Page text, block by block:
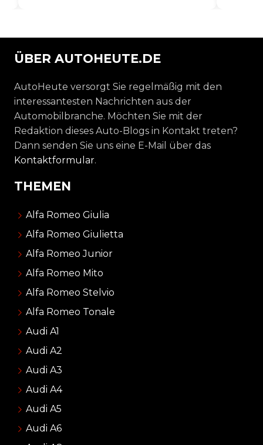
ÜBER AUTOHEUTE.DE
AutoHeute versorgt Sie regelmäßig mit den
interessantesten Nachrichten aus der
Automobilbranche. Möchten Sie mit der
Redaktion dieses Auto-Blogs in Kontakt treten?
Dann senden Sie uns eine E-Mail über das
Kontaktformular.
THEMEN
Alfa Romeo Giulia
Alfa Romeo Giulietta
Alfa Romeo Junior
Alfa Romeo Mito
Alfa Romeo Stelvio
Alfa Romeo Tonale
Audi A1
Audi A2
Audi A3
Audi A4
Audi A5
Audi A6